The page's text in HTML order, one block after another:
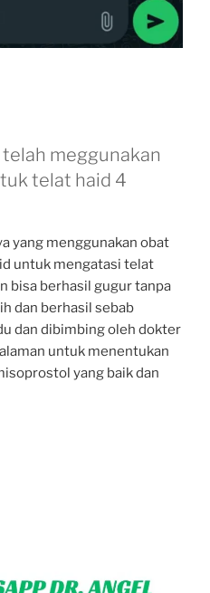
meggunakan
telat haid 4
yang menggunakan obat
untuk mengatasi telat
bisa berhasil gugur tanpa
dan berhasil sebab
dan dibimbing oleh dokter
untuk menentukan
yang baik dan